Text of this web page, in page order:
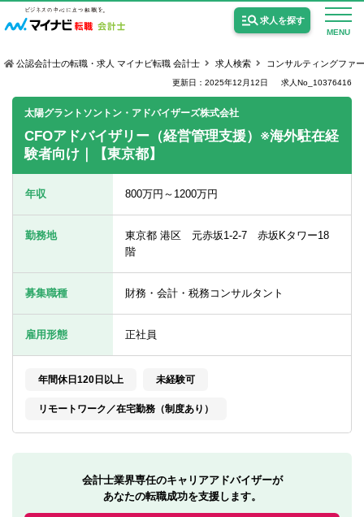
MENU
求人を探す
公認会計士試験合格向けの求人
ご利用ガイド
サービス紹介
公認会計士の転職・求人 マイナビ転職 会計士 求人検索 コンサルティングファ
更新日：2025年12月12日 求人No_10376416
太陽グラントソントン・アドバイザーズ株式会社
CFOアドバイザリー（経営管理支援）※海外駐在経
験者向け｜【東京都】
年収 800万円～1200万円
勤務地
東京都 港区 元赤坂1-2-7 赤坂Kタワー18
階
募集職種 財務・会計・税務コンサルタント
雇用形態 正社員
年間休日120日以上 未経験可
リモートワーク／在宅勤務（制度あり）
会計士業界専任のキャリアアドバイザーが
あなたの転職成功を支援します。